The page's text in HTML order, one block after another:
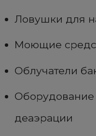
Ловушки для
Моющие
Облучатели
деаэрации